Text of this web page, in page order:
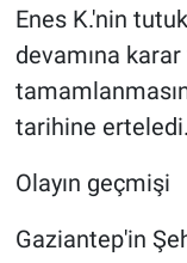
Enes K.'nin
devamına
tarihine erteledi.
Olayın geçmişi
Gaziantep'in